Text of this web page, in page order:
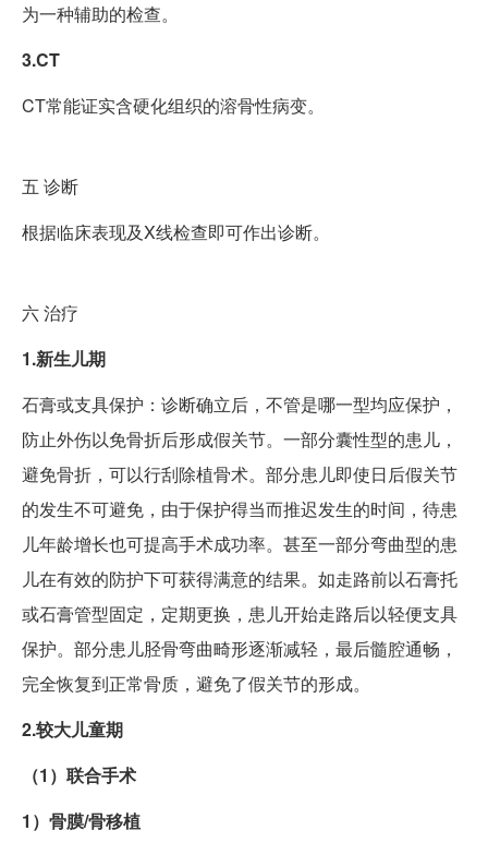
为一种辅助的检查。
3.CT
CT常能证实含硬化组织的溶骨性病变。
五 诊断
根据临床表现及X线检查即可作出诊断。
六治疗
1.新生儿期
石膏或支具保护：诊断确立后，不管是哪一型均应保护，
防止外伤以免骨折后形成假关节。一部分囊性型的患儿，
避免骨折，可以行刮除植骨术。部分患儿即使日后假关节
的发生不可避免，由于保护得当而推迟发生的时间，待患
儿年龄增长也可提高手术成功率。甚至一部分弯曲型的患
儿在有效的防护下可获得满意的结果。如走路前以石膏托
或石膏管型固定，定期更换，患儿开始走路后以轻便支具
保护。部分患儿胫骨弯曲畸形逐渐减轻，最后髓腔通畅，
完全恢复到正常骨质，避免了假关节的形成。
2.较大儿童期
（1）联合手术
1）骨膜/骨移植